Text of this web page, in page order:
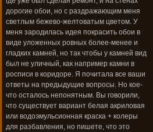
дорогие обои, но с раздражающим меня
светлым бежево-желтоватым цветом. У
меня зародилась идея покрасить обои в
виде уложенных ровных более-менее и
гладких камней, но так чтобы у камней вид
был не уличный, как например камни в
росписи в коридоре. Я почитала все ваши
ответы на предыдущие вопросы. Но кое-
что осталось непонятным. Вы говорили,
что существует вариант белая акриловая
или водоэмульсионная краска + колеры
для разбавления, но пишете, что это